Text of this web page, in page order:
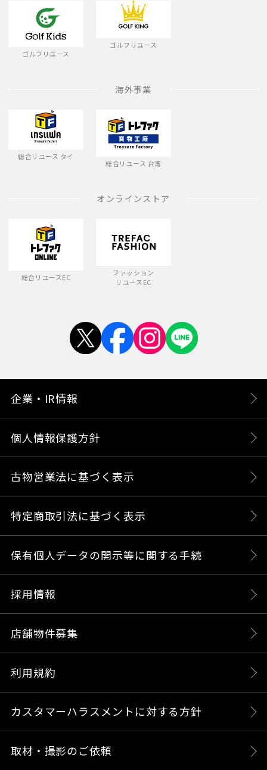
ゴルフリユース
ゴルフリユース
海外事業
総合リユース タイ
総合リユース 台湾
オンラインストア
総合リユースEC
ファッション
リユースEC
企業・IR情報
個人情報保護方針
古物営業法に基づく表示
特定商取引法に基づく表示
保有個人データの開示等に関する手続
採用情報
店舗物件募集
利用規約
カスタマーハラスメントに対する方針
取材・撮影のご依頼